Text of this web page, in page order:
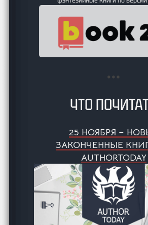
ЧТО
25 НОЯБРЯ –
ЗАКОНЧЕННЫЕ
AUTHORTODAY